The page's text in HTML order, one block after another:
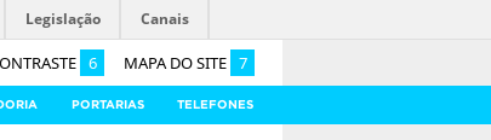
6 MAPA DO SITE 7
Legislação Canais
PORTARIAS TELEFONES